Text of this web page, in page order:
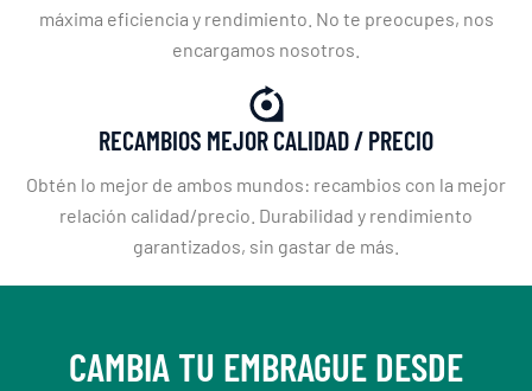
máxima eficiencia y rendimiento. No te preocupes, nos
encargamos nosotros.
RECAMBIOS MEJOR CALIDAD / PRECIO
Obtén lo mejor de ambos mundos: recambios con la mejor
relación calidad/precio. Durabilidad y rendimiento
garantizados, sin gastar de más.
CAMBIA TU EMBRAGUE DESDE